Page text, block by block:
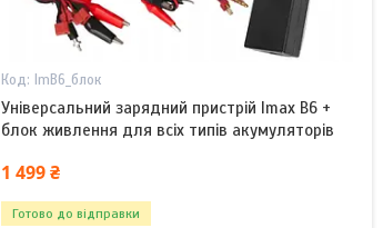
ImB6_блок
Універсальний зарядний пристрій Imax B6 +
блок живлення для всіх типів акумуляторів
1 499 ₴
Готово до відправки